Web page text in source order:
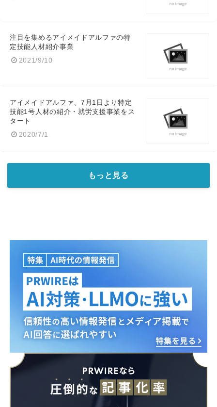
注目を集めるアイメイドアルファの特
定技能人材紹介事業
2021/9/10
アイメイドアルファ、7月1日より特定
技能1号人材の紹介・就労支援事業をス
タート
2020/7/1
もっと見る
Japanese